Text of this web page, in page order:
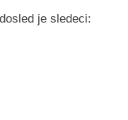
je sledeci: